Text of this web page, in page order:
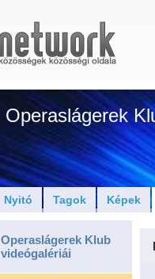
Operaslágerek
Nyitó Tagok Képek
Operaslágerek Klub
videógalériái